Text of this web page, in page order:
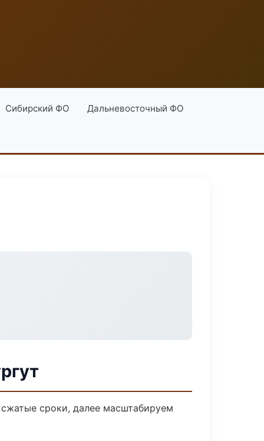
Сибирский ФО Дальневосточный ФО
сроки, далее масштабируем